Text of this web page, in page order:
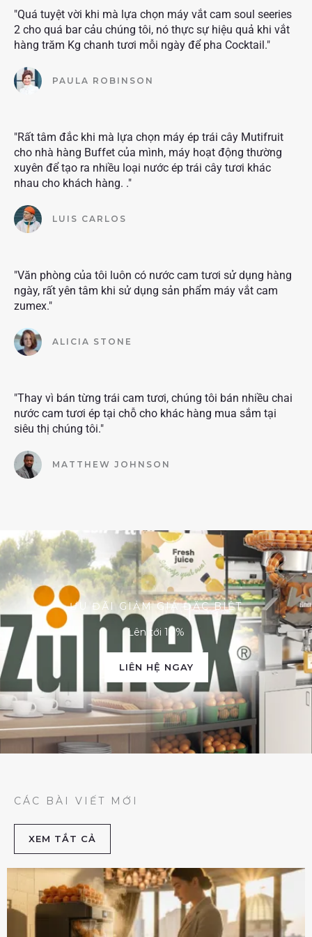
"Quá tuyệt vời khi mà lựa chọn máy vắt cam soul seeries
2 cho quá bar cảu chúng tôi, nó thực sự hiệu quả khi vắt
hàng trăm Kg chanh tươi mỗi ngày để pha Cocktail."
PAULA ROBINSON
"Rất tâm đắc khi mà lựa chọn máy ép trái cây Mutifruit
cho nhà hàng Buffet của mình, máy hoạt động thường
xuyên để tạo ra nhiều loại nước ép trái cây tươi khác
nhau cho khách hàng. ."
LUIS CARLOS
"Văn phòng của tôi luôn có nước cam tươi sử dụng hàng
ngày, rất yên tâm khi sử dụng sản phẩm máy vắt cam
zumex."
ALICIA STONE
"Thay vì bán từng trái cam tươi, chúng tôi bán nhiều chai
nước cam tươi ép tại chỗ cho khác hàng mua sắm tại
siêu thị chúng tôi."
MATTHEW JOHNSON
ƯU ĐÃI GIẢM GIÁ ĐẶC BIỆT
Lên tới 10%
LIÊN HỆ NGAY
CÁC BÀI VIẾT MỚI
XEM TẮT CẢ